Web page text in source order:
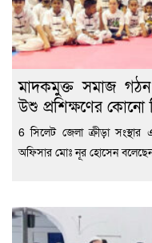
মাদকমুক্ত সমাজ
উশু প্রশিক্ষণের
6 সিলেট জেলা ক্রীড়া
অফিসার মোঃ নূর হোসেন